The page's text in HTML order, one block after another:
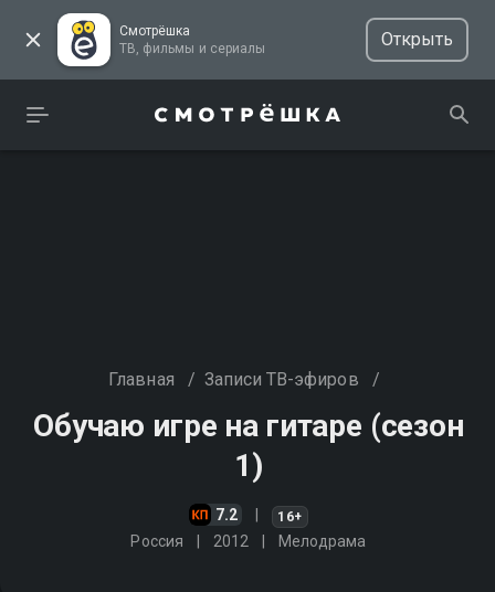
Смотрёшка
ТВ, фильмы и сериалы
Открыть
Главная / Записи ТВ-эфиров /
Обучаю игре на гитаре (сезон
1)
7.2 16+
Россия 2012 Мелодрама